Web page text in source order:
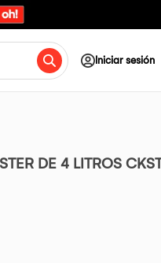
Iniciar sesión
DE 4 LITROS